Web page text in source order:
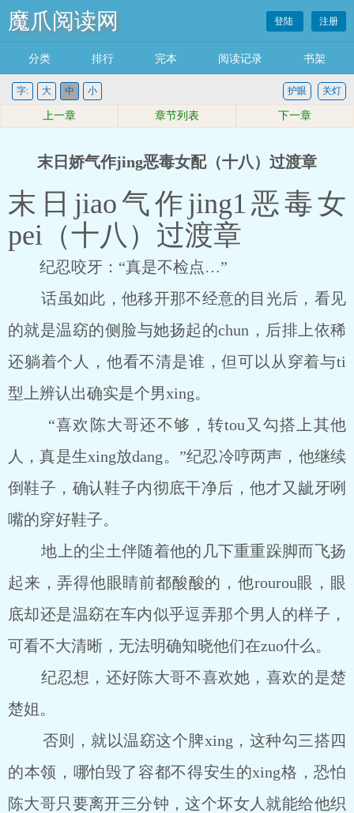
魔爪阅读网 登陆 注册
分类 排行 完本 阅读记录 书架
字: 大 中 小 关灯
护眼
上一章 章节列表 下一章
末日娇气作jing恶毒女配（十八）过渡章
末日jiao气作jing1恶毒女
pei（十八）过渡章
纪忍咬牙：“真是不检点…”
话虽如此，他移开那不经意的目光后，看见
的就是温窈的侧脸与她扬起的chun，后排上依稀
还躺着个人，他看不清是谁，但可以从穿着与ti
型上辨认出确实是个男xing。
“喜欢陈大哥还不够，转tou又勾搭上其他
人，真是生xing放dang。”纪忍冷哼两声，他继续
倒鞋子，确认鞋子内彻底干净后，他才又龇牙咧
嘴的穿好鞋子。
地上的尘土伴随着他的几下重重跺脚而飞扬
起来，弄得他眼睛前都酸酸的，他rourou眼，眼
底却还是温窈在车内似乎逗弄那个男人的样子，
可看不大清晰，无法明确知晓他们在zuo什么。
纪忍想，还好陈大哥不喜欢她，喜欢的是楚
楚姐。
否则，就以温窈这个脾xing，这种勾三搭四
的本领，哪怕毁了容都不得安生的xing格，恐怕
陈大哥只要离开三分钟，这个坏女人就能给他织